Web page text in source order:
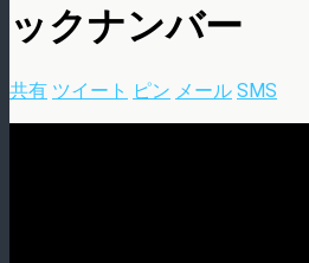
ックナンバー
共有 ツイート ピン メール SMS